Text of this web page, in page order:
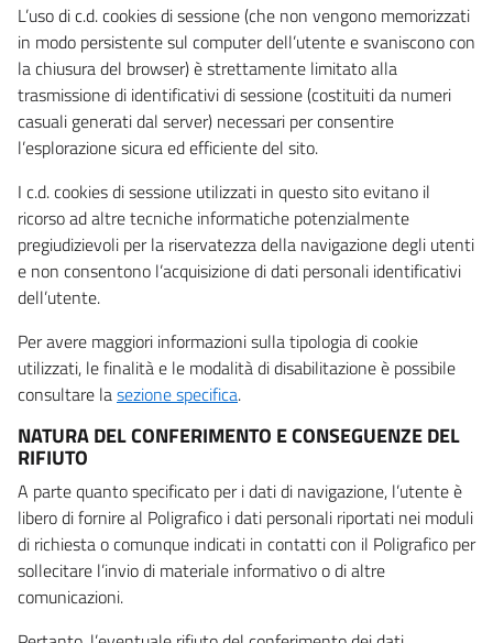
L’uso di c.d. cookies di sessione (che non vengono memorizzati
in modo persistente sul computer dell’utente e svaniscono con
la chiusura del browser) è strettamente limitato alla
trasmissione di identificativi di sessione (costituiti da numeri
casuali generati dal server) necessari per consentire
l’esplorazione sicura ed efficiente del sito.
I c.d. cookies di sessione utilizzati in questo sito evitano il
ricorso ad altre tecniche informatiche potenzialmente
pregiudizievoli per la riservatezza della navigazione degli utenti
e non consentono l’acquisizione di dati personali identificativi
dell’utente.
Per avere maggiori informazioni sulla tipologia di cookie
utilizzati, le finalità e le modalità di disabilitazione è possibile
consultare lasezione specifica.
NATURA DEL CONFERIMENTO E CONSEGUENZE DEL
RIFIUTO
A parte quanto specificato per i dati di navigazione, l’utente è
libero di fornire al Poligrafico i dati personali riportati nei moduli
di richiesta o comunque indicati in contatti con il Poligrafico per
sollecitare l’invio di materiale informativo o di altre
comunicazioni.